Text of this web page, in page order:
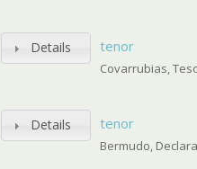
Details tenor
Covarrubias,
Details tenor
Bermudo,